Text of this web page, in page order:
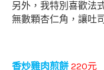
另外，我特別喜歡法
無數顆杏仁角，讓吐
香炒雞肉煎餅 220元